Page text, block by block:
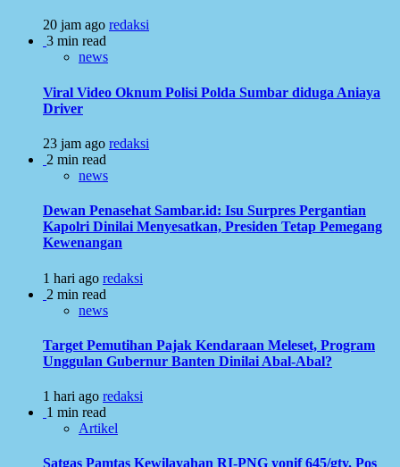
20 jam ago redaksi
3 min read
news
Viral Video Oknum Polisi Polda Sumbar diduga Aniaya
Driver
23 jam ago redaksi
2 min read
news
Dewan Penasehat Sambar.id: Isu Surpres Pergantian
Kapolri Dinilai Menyesatkan, Presiden Tetap Pemegang
Kewenangan
1 hari ago redaksi
2 min read
news
Target Pemutihan Pajak Kendaraan Meleset, Program
Unggulan Gubernur Banten Dinilai Abal-Abal?
1 hari ago redaksi
1 min read
Artikel
Satgas Pamtas Kewilayahan RI-PNG yonif 645/gty. Pos